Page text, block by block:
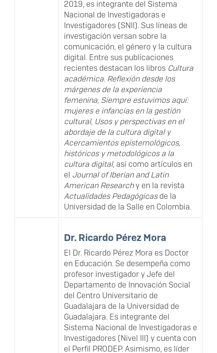
2019, es integrante del Sistema
Nacional de Investigadoras e
Investigadores (SNII). Sus líneas de
investigación versan sobre la
comunicación, el género y la cultura
digital. Entre sus publicaciones
recientes destacan los libros Cultura
académica. Reflexión desde los
márgenes de la experiencia
femenina, Siempre estuvimos aquí:
mujeres e infancias en la gestión
cultural, Usos y perspectivas en el
abordaje de la cultura digital y
Acercamientos epistemológicos,
históricos y metodológicos a la
cultura digital, así como artículos en
el Journal of Iberian and Latin
American Researchy en la revista
Actualidades Pedagógicasde la
Universidad de la Salle en Colombia.
Dr. Ricardo Pérez Mora
El Dr. Ricardo Pérez Mora es Doctor
en Educación. Se desempeña como
profesor investigador y Jefe del
Departamento de Innovación Social
del Centro Universitario de
Guadalajara de la Universidad de
Guadalajara. Es integrante del
Sistema Nacional de Investigadoras e
Investigadores (Nivel III) y cuenta con
el Perfil PRODEP. Asimismo, es líder